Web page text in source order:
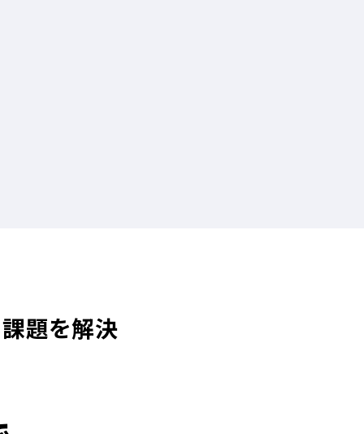
題を解決